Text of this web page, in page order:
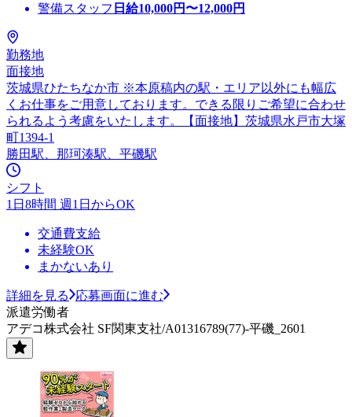
警備スタッフ 日給10,000円〜12,000円
勤務地
面接地
茨城県ひたちなか市 ※本原稿内の駅・エリア以外にも幅広
くお仕事をご用意しております。できる限りご希望に合わせ
られるよう考慮をいたします。【面接地】茨城県水戸市大塚
町1394-1
勝田駅、那珂湊駅、平磯駅
シフト
1日8時間 週1日からOK
交通費支給
未経験OK
まかないあり
詳細を見る
応募画面に進む
派遣労働者
アデコ株式会社 SF関東支社/A01316789(77)-平磯_2601